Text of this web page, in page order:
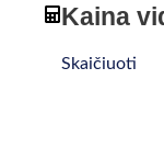
Kaina
Skaičiuoti